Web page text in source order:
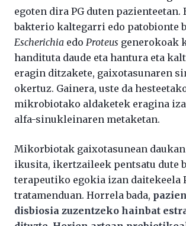
egoten dira PG duten pazienteetan.
bakterio kaltegarri edo patobionte
Escherichia edo Proteus generokoak
handituta daude eta hantura eta
eragin ditzakete, gaixotasunaren
okertuz. Gainera, uste da
mikrobiotako aldaketek eragina
alfa-sinukleinaren metaketan.
Mikorbiotak gaixotasunean
ikusita, ikertzaileek pentsatu dute
terapeutiko egokia izan daitekeela
tratamenduan. Horrela bada,
disbiosia zuzentzeko hainbat